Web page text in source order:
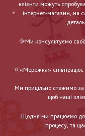
клієнти можуть
інтернет-магазин, на
🌞Ми консультуємо
🌞«Мережка» співпрацює
Ми прицільно стежимо за
щоб наші
Щодня ми працюємо
процесу, та